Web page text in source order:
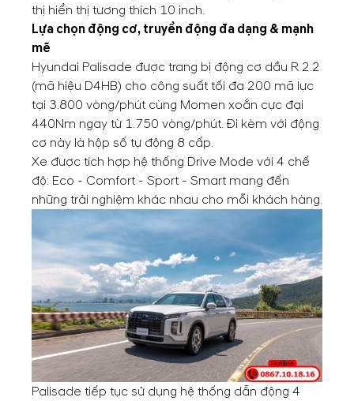
thị hiển thị tương thích 10 inch.
Lựa chọn động cơ, truyền động đa dạng & mạnh
mẽ
Hyundai Palisade được trang bị động cơ dầu R 2.2
(mã hiệu D4HB) cho công suất tối đa 200 mã lực
tại 3.800 vòng/phút cùng Momen xoắn cực đại
440Nm ngay từ 1.750 vòng/phút. Đi kèm với động
cơ này là hộp số tự động 8 cấp.
Xe được tích hợp hệ thống Drive Mode với 4 chế
độ: Eco - Comfort - Sport - Smart mang đến
những trải nghiệm khác nhau cho mỗi khách hàng.
Palisade tiếp tục sử dụng hệ thống dẫn động 4